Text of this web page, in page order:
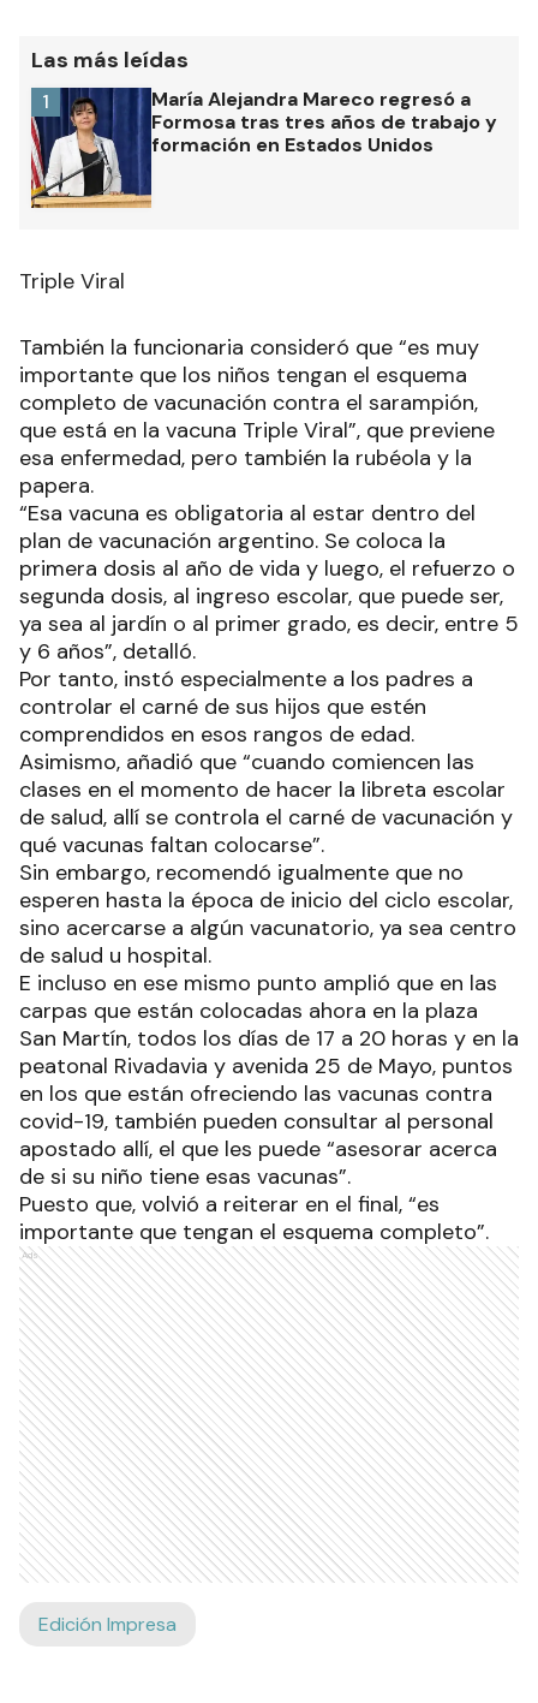
Las más leídas
María Alejandra Mareco regresó a
Formosa tras tres años de trabajo y
formación en Estados Unidos
1
Triple Viral
También la funcionaria consideró que “es muy
importante que los niños tengan el esquema
completo de vacunación contra el sarampión,
que está en la vacuna Triple Viral”, que previene
esa enfermedad, pero también la rubéola y la
papera.
“Esa vacuna es obligatoria al estar dentro del
plan de vacunación argentino. Se coloca la
primera dosis al año de vida y luego, el refuerzo o
segunda dosis, al ingreso escolar, que puede ser,
ya sea al jardín o al primer grado, es decir, entre 5
y 6 años”, detalló.
Por tanto, instó especialmente a los padres a
controlar el carné de sus hijos que estén
comprendidos en esos rangos de edad.
Asimismo, añadió que “cuando comiencen las
clases en el momento de hacer la libreta escolar
de salud, allí se controla el carné de vacunación y
qué vacunas faltan colocarse”.
Sin embargo, recomendó igualmente que no
esperen hasta la época de inicio del ciclo escolar,
sino acercarse a algún vacunatorio, ya sea centro
de salud u hospital.
E incluso en ese mismo punto amplió que en las
carpas que están colocadas ahora en la plaza
San Martín, todos los días de 17 a 20 horas y en la
peatonal Rivadavia y avenida 25 de Mayo, puntos
en los que están ofreciendo las vacunas contra
covid-19, también pueden consultar al personal
apostado allí, el que les puede “asesorar acerca
de si su niño tiene esas vacunas”.
Puesto que, volvió a reiterar en el final, “es
importante que tengan el esquema completo”.
Ads
Edición Impresa